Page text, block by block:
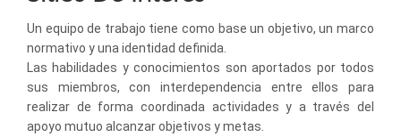
Un equipo de trabajo tiene como base un objetivo, un marco
normativo y una identidad definida.
Las habilidades y conocimientos son aportados por todos
sus miembros, con interdependencia entre ellos para
realizar de forma coordinada actividades y a través del
apoyo mutuo alcanzar objetivos y metas.